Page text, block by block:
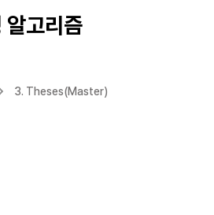
고리즘
3. Theses(Master)